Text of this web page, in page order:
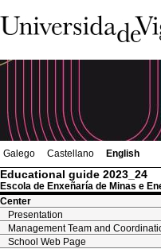
Galego Castellano English
Educational guide 2023_24
Escola de Enxeñaría de Minas e
Center
Presentation
Management Team and
School Web Page